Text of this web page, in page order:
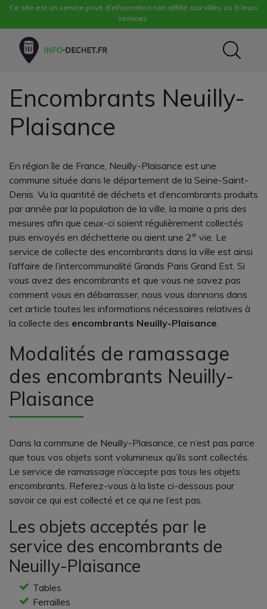
Ce site est un service privé d'information non affilié aux villes ou à leurs
services.
Encombrants Neuilly-
Plaisance
En région île de France, Neuilly-Plaisance est une
commune située dans le département de la Seine-Saint-
Denis. Vu la quantité de déchets et d’encombrants produits
par année par la population de la ville, la mairie a pris des
mesures afin que ceux-ci soient régulièrement collectés
puis envoyés en déchetterie ou aient une 2 e vie. Le
service de collecte des encombrants dans la ville est ainsi
l’affaire de l’intercommunalité Grands Paris Grand Est. Si
vous avez des encombrants et que vous ne savez pas
comment vous en débarrasser, nous vous donnons dans
cet article toutes les informations nécessaires relatives à
la collecte des encombrants Neuilly-Plaisance
Modalités de ramassage
des encombrants Neuilly-
Plaisance
Dans la commune de Neuilly-Plaisance, ce n’est pas parce
que tous vos objets sont volumineux qu’ils sont collectés.
Le service de ramassage n’accepte pas tous les objets
encombrants. Referez-vous à la liste ci-dessous pour
savoir ce qui est collecté et ce qui ne l’est pas.
Les objets acceptés par le
service des encombrants de
Neuilly-Plaisance
Tables
Ferrailles